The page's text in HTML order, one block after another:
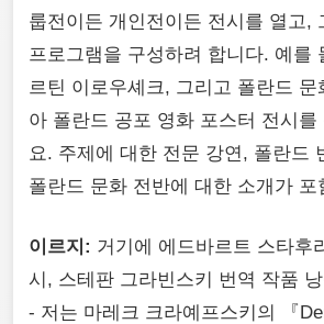
룹전이든 개인전이든 전시를 열고,
프로그램을 구성하려 합니다. 예를
르틴 이로우셰크, 그리고 폴란드
아 폴란드 공포 영화 포스터 전시를
요. 주제에 대한 전문 강연, 폴란드
폴란드 문화 전반에 대한 소개가 포
이르지: 거기에 에드바르트 스타후
시, 스테판 그라빈스키 번역 작품
- 저는 마레크 크라예프스키의 『